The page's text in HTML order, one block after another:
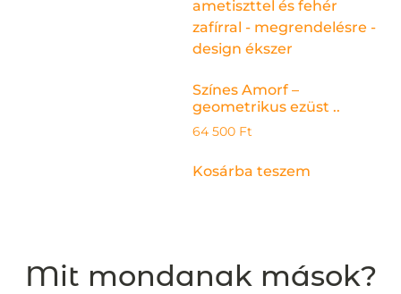
Színes Amorf –
geometrikus ezüst ..
64 500 Ft
Kosárba teszem
Mit mondanak mások?